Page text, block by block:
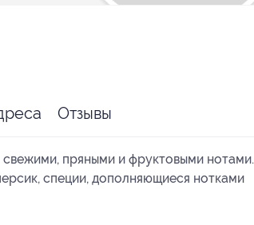
Отзывы
пряными и фруктовыми нотами.
специи, дополняющиеся нотками